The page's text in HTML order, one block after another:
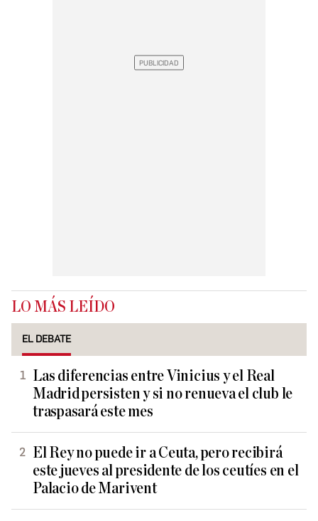
LO MÁS LEÍDO
EL DEBATE
Las diferencias entre Vinicius y el Real
Madrid persisten y si no renueva el club le
traspasará este mes
El Rey no puede ir a Ceuta, pero recibirá
este jueves al presidente de los ceutíes en el
Palacio de Marivent